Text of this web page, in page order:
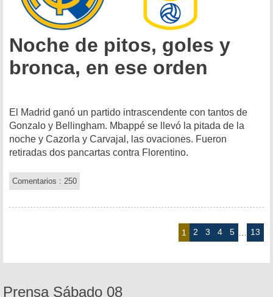
Noche de pitos, goles y
bronca, en ese orden
El Madrid ganó un partido intrascendente con tantos de
Gonzalo y Bellingham. Mbappé se llevó la pitada de la
noche y Cazorla y Carvajal, las ovaciones. Fueron
retiradas dos pancartas contra Florentino.
Comentarios : 250
1 2 3 4 5 13
Prensa Sábado 08